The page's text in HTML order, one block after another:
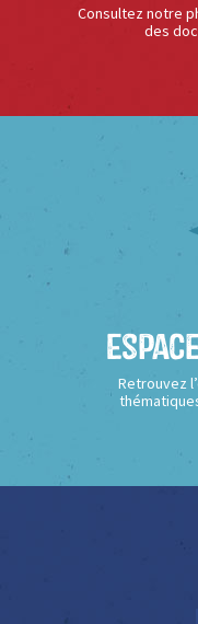
Consultez notre
des
Retrouvez